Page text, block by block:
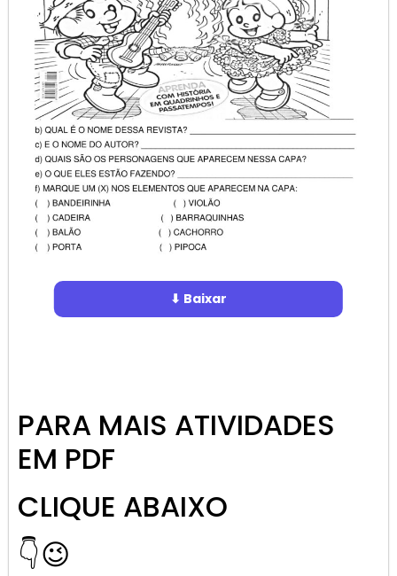
⬇ Baixar
PARA MAIS ATIVIDADES
EM PDF
CLIQUE ABAIXO
👇😉